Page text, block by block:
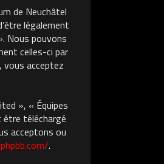
de Neuchâtel
légalement
Nous pouvons
celles-ci par
vous acceptez
», « Équipes
être téléchargé
acceptons ou
.